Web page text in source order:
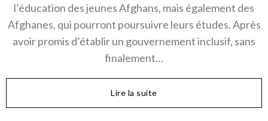
l’éducation des jeunes Afghans, mais également des
Afghanes, qui pourront poursuivre leurs études. Après
avoir promis d’établir un gouvernement inclusif, sans
finalement…
Lire la suite